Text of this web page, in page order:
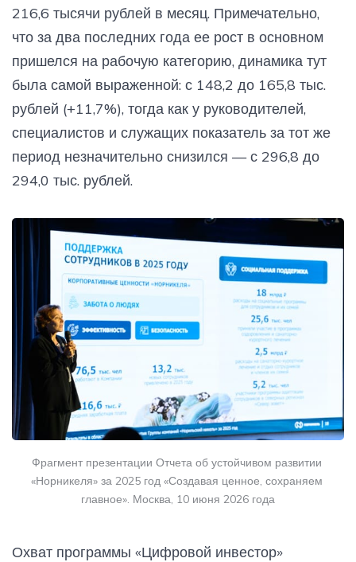
216,6 тысячи рублей в месяц. Примечательно,
что за два последних года ее рост в основном
пришелся на рабочую категорию, динамика тут
была самой выраженной: с 148,2 до 165,8 тыс.
рублей (+11,7%), тогда как у руководителей,
специалистов и служащих показатель за тот же
период незначительно снизился — с 296,8 до
294,0 тыс. рублей.
Фрагмент презентации Отчета об устойчивом развитии
«Норникеля» за 2025 год «Создавая ценное, сохраняем
главное». Москва, 10 июня 2026 года
Охват программы «Цифровой инвестор»